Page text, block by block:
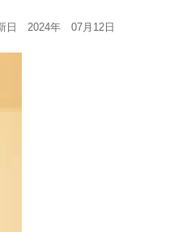
日 2024年 07月12日